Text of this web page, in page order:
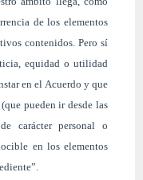
de los elementos
contenidos. Pero sí
equidad o utilidad
en el Acuerdo y que
pueden ir desde las
carácter personal o
en los elementos